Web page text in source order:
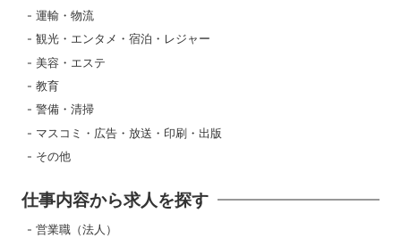
運輸・物流
観光・エンタメ・宿泊・レジャー
美容・エステ
教育
警備・清掃
マスコミ・広告・放送・印刷・出版
その他
仕事内容から求人を探す
営業職（法人）